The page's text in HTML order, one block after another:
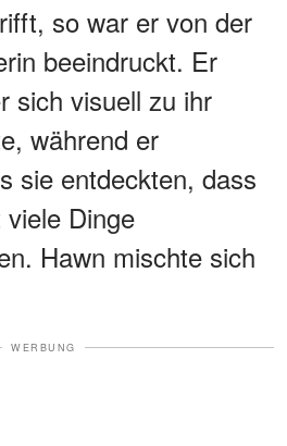
so war er von der
beeindruckt. Er
sich visuell zu ihr
während er
sie entdeckten, dass
Dinge
Hawn mischte sich
WERBUNG